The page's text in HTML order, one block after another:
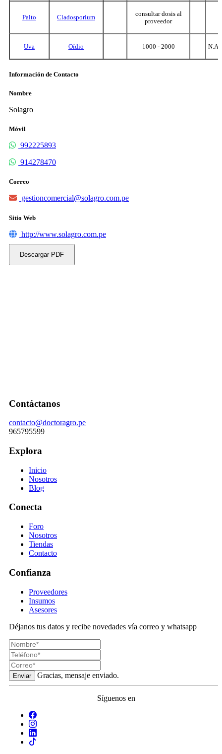
Palto Cladosporium
consultar dosis al
proveedor
Uva Oídio 1000 - 2000 N.A.
Información de Contacto
Nombre
Solagro
Móvil
992225893
914278470
Correo
gestioncomercial@solagro.com.pe
Sitio Web
http://www.solagro.com.pe
Descargar PDF
Contáctanos
contacto@doctoragro.pe
965795599
Explora
Inicio
Nosotros
Blog
Conecta
Foro
Nosotros
Tiendas
Contacto
Confianza
Proveedores
Insumos
Asesores
Déjanos tus datos y recibe novedades vía correo y whatsapp
Enviar Gracias, mensaje enviado.
Síguenos en